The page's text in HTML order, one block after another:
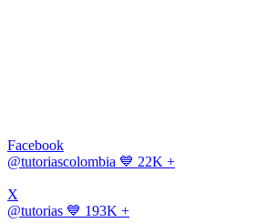
Facebook
@tutoriascolombia 💙 22K +
X
@tutorias 💙 193K +